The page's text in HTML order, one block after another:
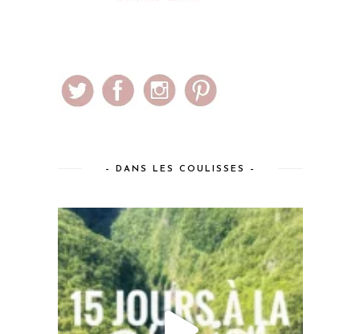
– DANS LES COULISSES –